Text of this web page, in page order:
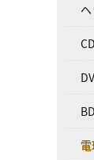
電